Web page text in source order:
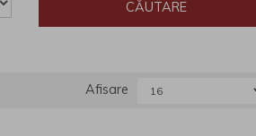
Afisare